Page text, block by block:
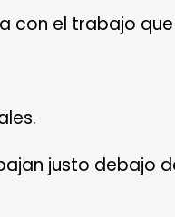
con el trabajo
justo debajo